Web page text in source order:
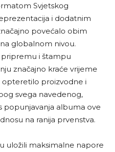
Svjetskog
i dodatnim
povećalo obim
globalnom nivou.
i štampu
značajno kraće vrijeme
opteretilo proizvodne i
svega navedenog,
popunjavanja albuma ove
na ranija prvenstva.
uložili maksimalne napore